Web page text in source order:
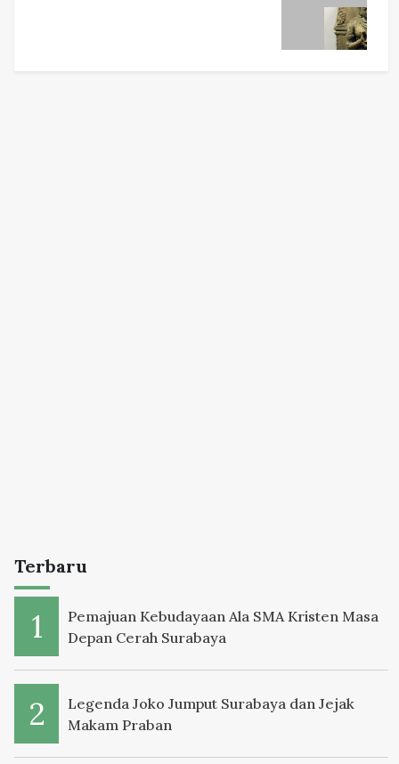
Terbaru
Pemajuan Kebudayaan Ala SMA Kristen Masa
Depan Cerah Surabaya
Legenda Joko Jumput Surabaya dan Jejak
Makam Praban